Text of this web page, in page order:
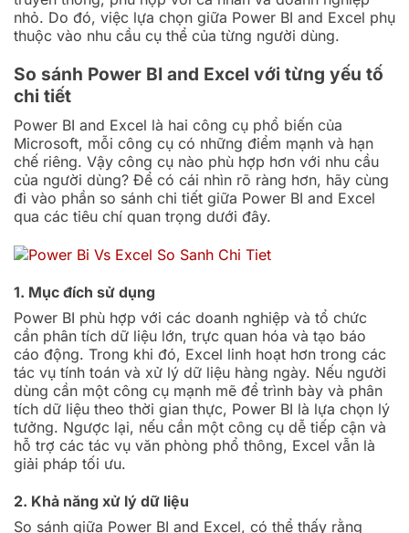
nhỏ. Do đó, việc lựa chọn giữa Power BI and Excel phụ
thuộc vào nhu cầu cụ thể của từng người dùng.
So sánh Power BI and Excel với từng yếu tố
chi tiết
Power BI and Excel là hai công cụ phổ biến của
Microsoft, mỗi công cụ có những điểm mạnh và hạn
chế riêng. Vậy công cụ nào phù hợp hơn với nhu cầu
của người dùng? Để có cái nhìn rõ ràng hơn, hãy cùng
đi vào phần so sánh chi tiết giữa Power BI and Excel
qua các tiêu chí quan trọng dưới đây.
1. Mục đích sử dụng
Power BI phù hợp với các doanh nghiệp và tổ chức
cần phân tích dữ liệu lớn, trực quan hóa và tạo báo
cáo động. Trong khi đó, Excel linh hoạt hơn trong các
tác vụ tính toán và xử lý dữ liệu hàng ngày. Nếu người
dùng cần một công cụ mạnh mẽ để trình bày và phân
tích dữ liệu theo thời gian thực, Power BI là lựa chọn lý
tưởng. Ngược lại, nếu cần một công cụ dễ tiếp cận và
hỗ trợ các tác vụ văn phòng phổ thông, Excel vẫn là
giải pháp tối ưu.
2. Khả năng xử lý dữ liệu
So sánh giữa Power BI and Excel, có thể thấy rằng